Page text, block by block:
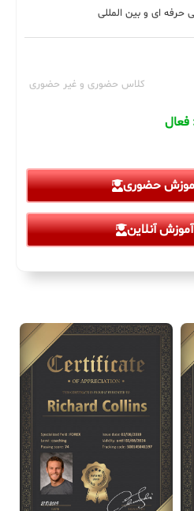
حرفه ای و بین المللی
کلاس حضوری و غیر حضوری
حضوری
آنلاین